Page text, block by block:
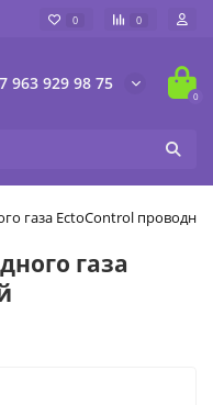
0 0
963 929 98 75
0
газа EctoControl проводной
газа